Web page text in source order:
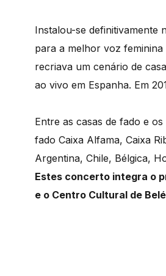
Instalou-se definitivamente
para a melhor voz
recriava um cenário de
ao vivo em Espanha. Em
Entre as casas de fado e
fado Caixa Alfama, Caixa
Argentina, Chile, Bélgica,
Estes concerto integra o
e o Centro Cultural de